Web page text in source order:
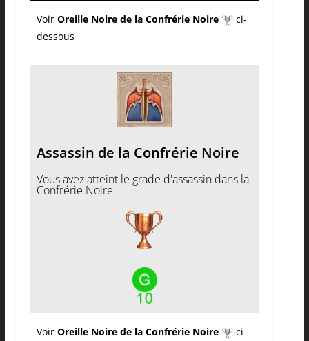
Voir Oreille Noire de la Confrérie Noire
ci-
dessous
Assassin de la Confrérie Noire
Vous avez atteint le grade d'assassin dans la
Confrérie Noire.
Voir Oreille Noire de la Confrérie Noire
ci-